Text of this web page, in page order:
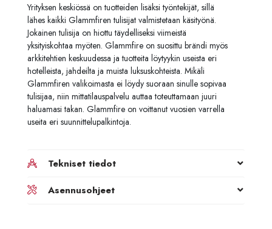
Yrityksen keskiössä on tuotteiden lisäksi työntekijät, sillä
lähes kaikki Glammfiren tulisijat valmistetaan käsityönä.
Jokainen tulisija on hiottu täydelliseksi viimeistä
yksityiskohtaa myöten. Glammfire on suosittu brändi myös
arkkitehtien keskuudessa ja tuotteita löytyykin useista eri
hotelleista, jahdeilta ja muista luksuskohteista. Mikäli
Glammfiren valikoimasta ei löydy suoraan sinulle sopivaa
tulisijaa, niin mittatilauspalvelu auttaa toteuttamaan juuri
haluamasi takan. Glammfire on voittanut vuosien varrella
useita eri suunnittelupalkintoja.
Tekniset tiedot
Asennusohjeet